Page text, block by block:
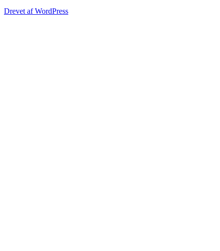
Drevet af WordPress